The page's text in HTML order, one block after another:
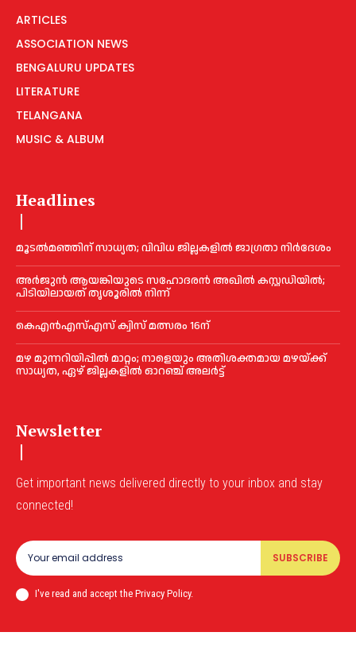
ARTICLES
ASSOCIATION NEWS
BENGALURU UPDATES
LITERATURE
TELANGANA
MUSIC & ALBUM
Headlines
മൂടൽമഞ്ഞിന് സാധ്യത; വിവിധ ജില്ലകളിൽ ജാഗ്രതാ നിർദേശം
അര്‍ജുന്‍ ആയങ്കിയുടെ സഹോദരന്‍ അഖില്‍ കസ്റ്റഡിയില്‍;
പിടിയിലായത് തൃശൂരില്‍ നിന്ന്
കെഎൻഎസ്എസ് ക്വിസ് മത്സരം 16ന്
മഴ മുന്നറിയിപ്പിൽ മാറ്റം; നാളെയും അതിശക്തമായ മഴയ്ക്ക്
സാധ്യത, ഏഴ് ജില്ലകളിൽ ഓറഞ്ച് അലർട്ട്
Newsletter
Get important news delivered directly to your inbox and stay
connected!
SUBSCRIBE
I've read and accept the Privacy Policy.